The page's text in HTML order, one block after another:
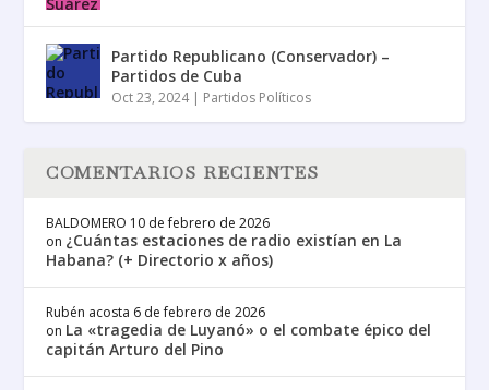
Partido Republicano (Conservador) –
Partidos de Cuba
Oct 23, 2024| Partidos Políticos
COMENTARIOS RECIENTES
BALDOMERO 10 de febrero de 2026
on ¿Cuántas estaciones de radio existían en La
Habana? (+ Directorio x años)
Rubén acosta 6 de febrero de 2026
on La «tragedia de Luyanó» o el combate épico del
capitán Arturo del Pino